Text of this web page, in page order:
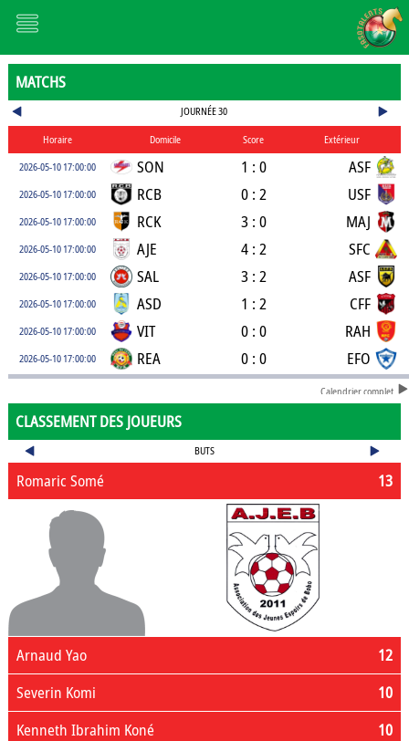
MATCHS
JOURNÉE 30
Horaire Domicile Score
Extérieur
2026-05-10 17:00:00
SON 1 : 0 ASF
2026-05-10 17:00:00 RCB 0 : 2 USF
2026-05-10 17:00:00 RCK 3 : 0 MAJ
2026-05-10 17:00:00 AJE 4 : 2 SFC
2026-05-10 17:00:00 SAL 3 : 2 ASF
2026-05-10 17:00:00 ASD 1 : 2 CFF
2026-05-10 17:00:00 VIT 0 : 0 RAH
2026-05-10 17:00:00 REA 0 : 0 EFO
Calendrier complet
CLASSEMENT DES JOUEURS
BUTS
13
Romaric Somé
12
Arnaud Yao
10
Severin Komi
10
Kenneth Ibrahim Koné